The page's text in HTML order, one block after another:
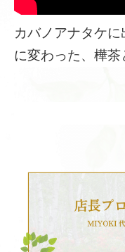
カバノアナタケ
に変わった、樺